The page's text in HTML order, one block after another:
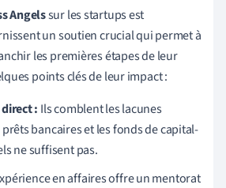
Angelssur les startups est
un soutien crucial qui permet à
les premières étapes de leur
points clés de leur impact :
: Ils comblent les lacunes
bancaires et les fonds de capital-
ne suffisent pas.
en affaires offre un mentorat